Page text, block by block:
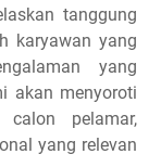
tanggung
karyawan yang
yang
akan menyoroti
pelamar,
yang relevan